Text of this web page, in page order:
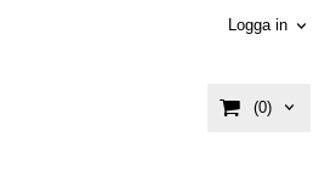
Logga in
(0)